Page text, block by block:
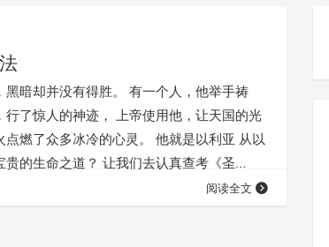
暗却并没有得胜。 有一个人，他举手祷
了惊人的神迹， 上帝使用他，让天国的光
燃了众多冰冷的心灵。 他就是以利亚 从以
的生命之道？ 让我们去认真查考《圣
知” 愿感动以利亚的灵，加倍地感动每一个
击音频媒体前面的小三角“►”就可以播放 ：
阅读全文